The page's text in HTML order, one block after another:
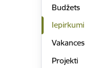
Budžets
Iepirkumi
Vakances
Projekti